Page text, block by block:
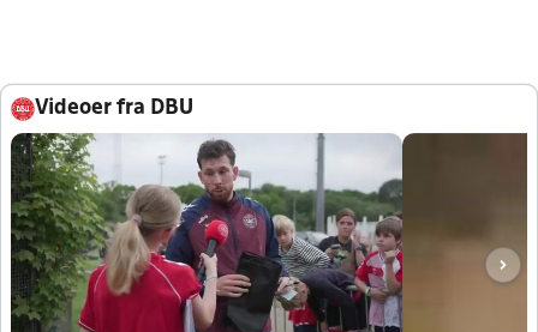
Videoer fra DBU